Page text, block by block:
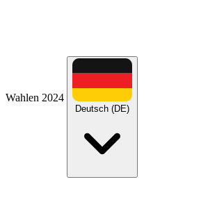
Wahlen 2024
Deutsch (DE)